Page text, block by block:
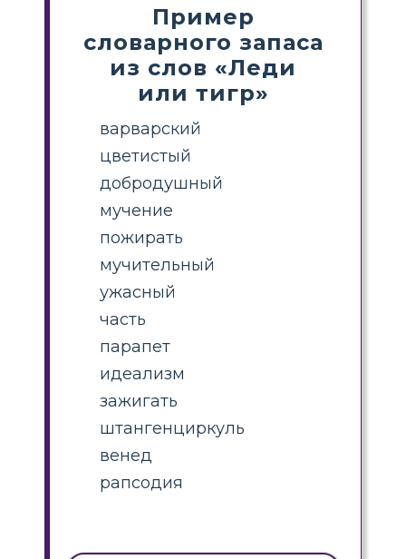
Пример
словарного запаса
из слов «Леди
или тигр»
варварский
цветистый
добродушный
мучение
пожирать
мучительный
ужасный
часть
парапет
идеализм
зажигать
штангенциркуль
венед
рапсодия